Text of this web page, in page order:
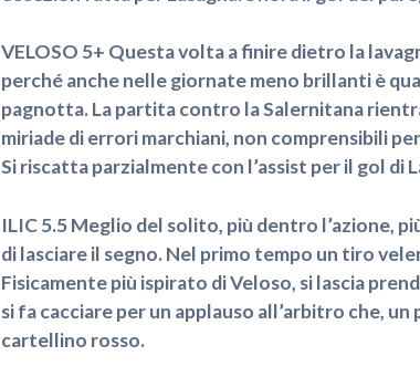
VELOSO 5+ Questa volta a finire dietro la
perché anche nelle giornate meno brillanti è
pagnotta. La partita contro la Salernitana
miriade di errori marchiani, non comprensibili
Si riscatta parzialmente con l’assist per il gol di
ILIC 5.5 Meglio del solito, più dentro l’azione,
di lasciare il segno. Nel primo tempo un tiro
Fisicamente più ispirato di Veloso, si lascia
si fa cacciare per un applauso all’arbitro che,
cartellino rosso.